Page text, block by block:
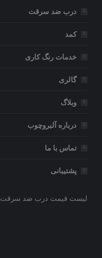
درب ضد سرقت
کمد
خدمات رنگ کاری
گالری
وبلاگ
درباره آلبروچوب
تماس با ما
پشتیبانی
لیست قیمت درب ضد سرقت